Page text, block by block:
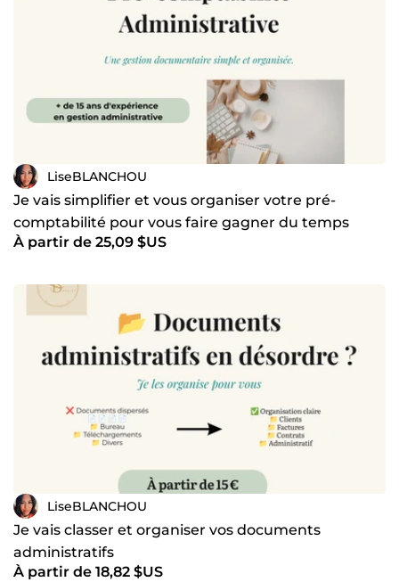
LiseBLANCHOU
Je vais simplifier et vous organiser votre pré-
comptabilité pour vous faire gagner du temps
À partir de 25,09 $US
LiseBLANCHOU
Je vais classer et organiser vos documents
administratifs
À partir de 18,82 $US